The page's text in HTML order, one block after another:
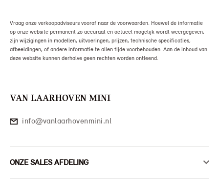
Vraag onze verkoopadviseurs vooraf naar de voorwaarden. Hoewel de informatie
op onze website permanent zo accuraat en actueel mogelijk wordt weergegeven,
zijn wijzigingen in modellen, uitvoeringen, prijzen, technische specificaties,
afbeeldingen, of andere informatie te allen tijde voorbehouden. Aan de inhoud van
deze website kunnen derhalve geen rechten worden ontleend.
VAN LAARHOVEN MINI
info@vanlaarhovenmini.nl
ONZE SALES AFDELING